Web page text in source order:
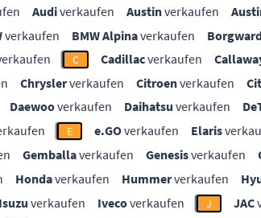
Audiverkaufen Austinverkaufen
verkaufen BMW Alpinaverkaufen
C Cadillacverkaufen
Chryslerverkaufen Citroenverkaufen
Daewooverkaufen Daihatsu verkaufen
E e.GOverkaufen Elaris
Gemballaverkaufen Genesisverkaufen
Hondaverkaufen Hummerverkaufen
Isuzu verkaufen Ivecoverkaufen J JAC